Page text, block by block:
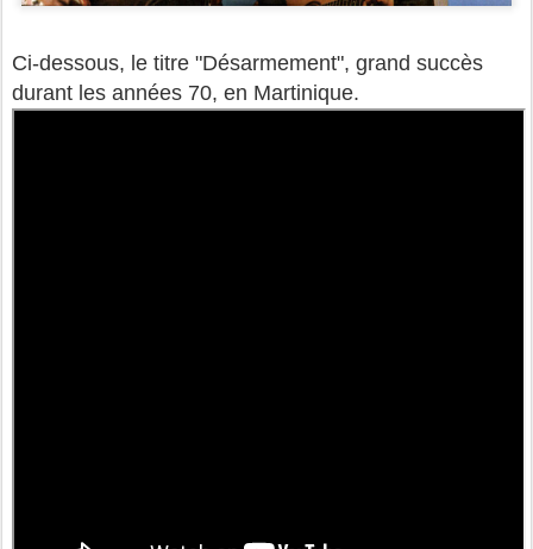
Ci-dessous, le titre "Désarmement", grand succès
durant les années 70, en Martinique.